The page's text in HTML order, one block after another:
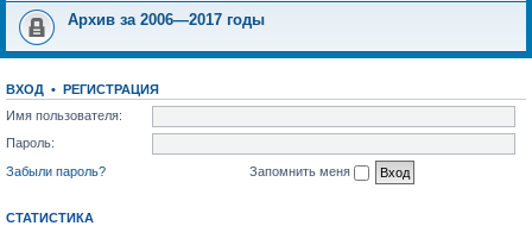
Архив за 2006—2017 годы
ВХОД • РЕГИСТРАЦИЯ
Имя пользователя:
Пароль:
Забыли пароль?
Запомнить меня
СТАТИСТИКА